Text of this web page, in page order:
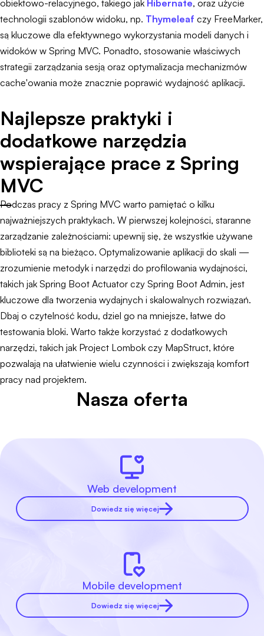
obiektowo-relacyjnego, takiego jak Hibernate, oraz użycie
technologii szablonów widoku, np. Thymeleaf czy FreeMarker,
są kluczowe dla efektywnego wykorzystania modeli danych i
widoków w Spring MVC. Ponadto, stosowanie właściwych
strategii zarządzania sesją oraz optymalizacja mechanizmów
cache'owania może znacznie poprawić wydajność aplikacji.
Najlepsze praktyki i
dodatkowe narzędzia
wspierające prace z Spring
MVC
Podczas pracy z Spring MVC warto pamiętać o kilku
najważniejszych praktykach. W pierwszej kolejności, staranne
zarządzanie zależnościami: upewnij się, że wszystkie używane
biblioteki są na bieżąco. Optymalizowanie aplikacji do skali —
zrozumienie metodyk i narzędzi do profilowania wydajności,
takich jak Spring Boot Actuator czy Spring Boot Admin, jest
kluczowe dla tworzenia wydajnych i skalowalnych rozwiązań.
Dbaj o czytelność kodu, dziel go na mniejsze, łatwe do
testowania bloki. Warto także korzystać z dodatkowych
narzędzi, takich jak Project Lombok czy MapStruct, które
pozwalają na ułatwienie wielu czynności i zwiększają komfort
pracy nad projektem.
Nasza oferta
Web development
Dowiedz się więcej
Mobile development
Dowiedz się więcej